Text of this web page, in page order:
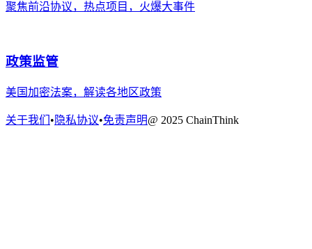
聚焦前沿协议，热点项目，火爆大事件
政策监管
美国加密法案，解读各地区政策
关于我们 • 隐私协议•免责声明@ 2025 ChainThink